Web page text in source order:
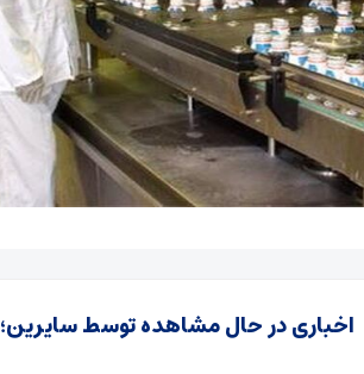
اخباری در حال مشاهده توسط سایرین؛